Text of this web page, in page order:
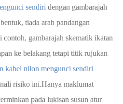
sendiri dengan gambarajah
tiada arah pandangan
contoh, gambarajah skematik ikatan
ke belakang tetapi titik rujukan
kabel nilon mengunci sendiri
risiko ini.Hanya maklumat
pada lukisan susun atur